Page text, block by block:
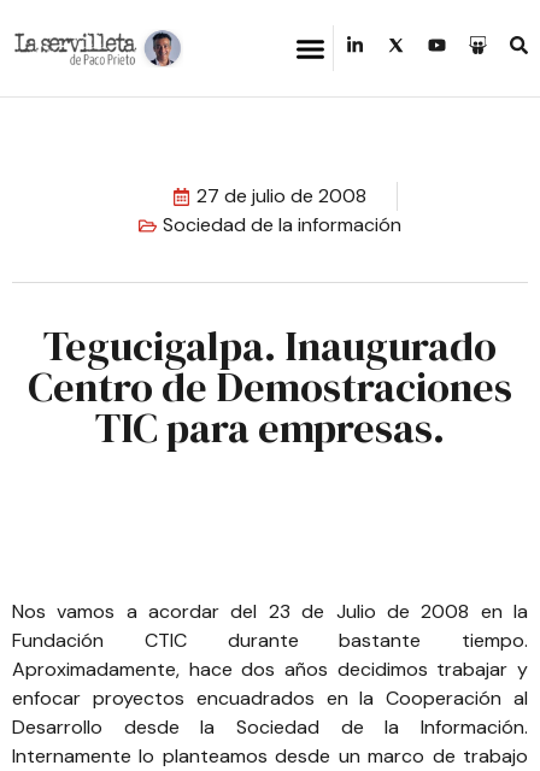
27 de julio de 2008
Sociedad de la información
Tegucigalpa. Inaugurado
Centro de Demostraciones
TIC para empresas.
Nos vamos a acordar del 23 de Julio de 2008 en la
Fundación CTIC durante bastante tiempo.
Aproximadamente, hace dos años decidimos trabajar y
enfocar proyectos encuadrados en la Cooperación al
Desarrollo desde la Sociedad de la Información.
Internamente lo planteamos desde un marco de trabajo